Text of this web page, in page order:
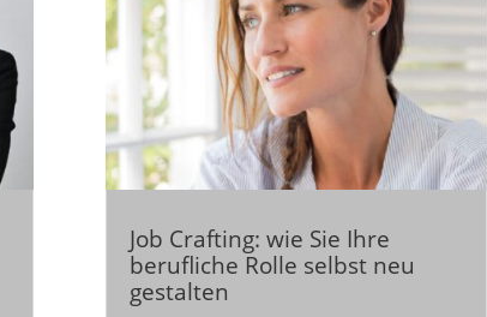
Job Crafting: wie Sie Ihre
berufliche Rolle selbst neu
gestalten